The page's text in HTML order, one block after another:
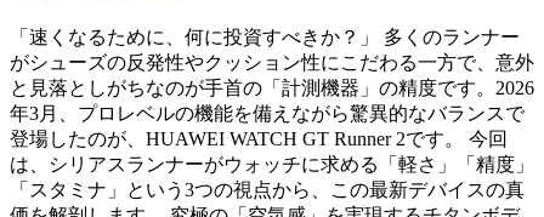
「速くなるために、何に投資すべきか？」 多くのランナー
がシューズの反発性やクッション性にこだわる一方で、意外
と見落としがちなのが手首の「計測機器」の精度です。2026
年3月、プロレベルの機能を備えながら驚異的なバランスで
登場したのが、HUAWEI WATCH GT Runner 2です。 今回
は、シリアスランナーがウォッチに求める「軽さ」「精度」
「スタミナ」という3つの視点から、この最新デバイスの真